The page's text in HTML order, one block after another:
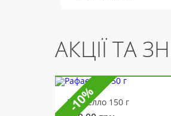
АКЦІЇ ТА
Рафаелло 150 г
-10%